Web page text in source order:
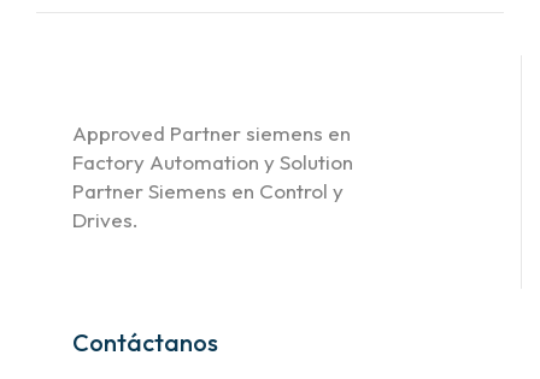
Approved Partner siemens en
Factory Automation y Solution
Partner Siemens en Control y
Drives.
Contáctanos